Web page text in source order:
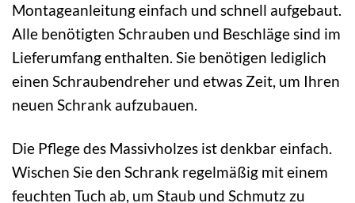
Montageanleitung einfach und schnell aufgebaut.
Alle benötigten Schrauben und Beschläge sind im
Lieferumfang enthalten. Sie benötigen lediglich
einen Schraubendreher und etwas Zeit, um Ihren
neuen Schrank aufzubauen.
Die Pflege des Massivholzes ist denkbar einfach.
Wischen Sie den Schrank regelmäßig mit einem
feuchten Tuch ab, um Staub und Schmutz zu